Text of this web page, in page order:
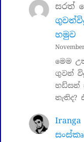
සරත්
හමුව
මෙම
ගුවන්
හඩ්සන්
නැතිද?
Iranga